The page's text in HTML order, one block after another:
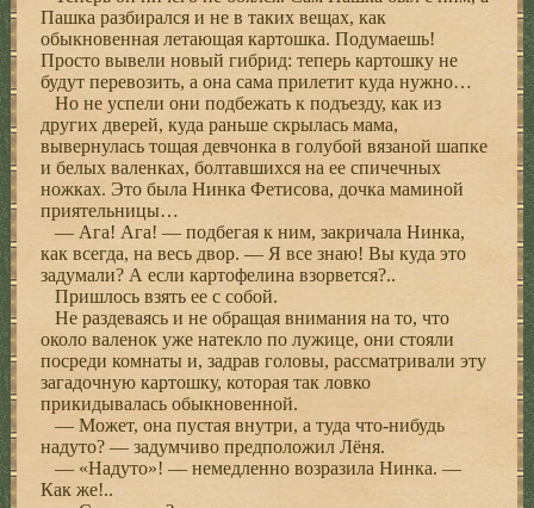
Пашка разбирался и не в таких вещах, как
обыкновенная летающая картошка. Подумаешь!
Просто вывели новый гибрид: теперь картошку не
будут перевозить, а она сама прилетит куда нужно…
Но не успели они подбежать к подъезду, как из
других дверей, куда раньше скрылась мама,
вывернулась тощая девчонка в голубой вязаной шапке
и белых валенках, болтавшихся на ее спичечных
ножках. Это была Нинка Фетисова, дочка маминой
приятельницы…
— Ага! Ага! — подбегая к ним, закричала Нинка,
как всегда, на весь двор. — Я все знаю! Вы куда это
задумали? А если картофелина взорвется?..
Пришлось взять ее с собой.
Не раздеваясь и не обращая внимания на то, что
около валенок уже натекло по лужице, они стояли
посреди комнаты и, задрав головы, рассматривали эту
загадочную картошку, которая так ловко
прикидывалась обыкновенной.
— Может, она пустая внутри, а туда что-нибудь
надуто? — задумчиво предположил Лёня.
— «Надуто»! — немедленно возразила Нинка. —
Как же!..